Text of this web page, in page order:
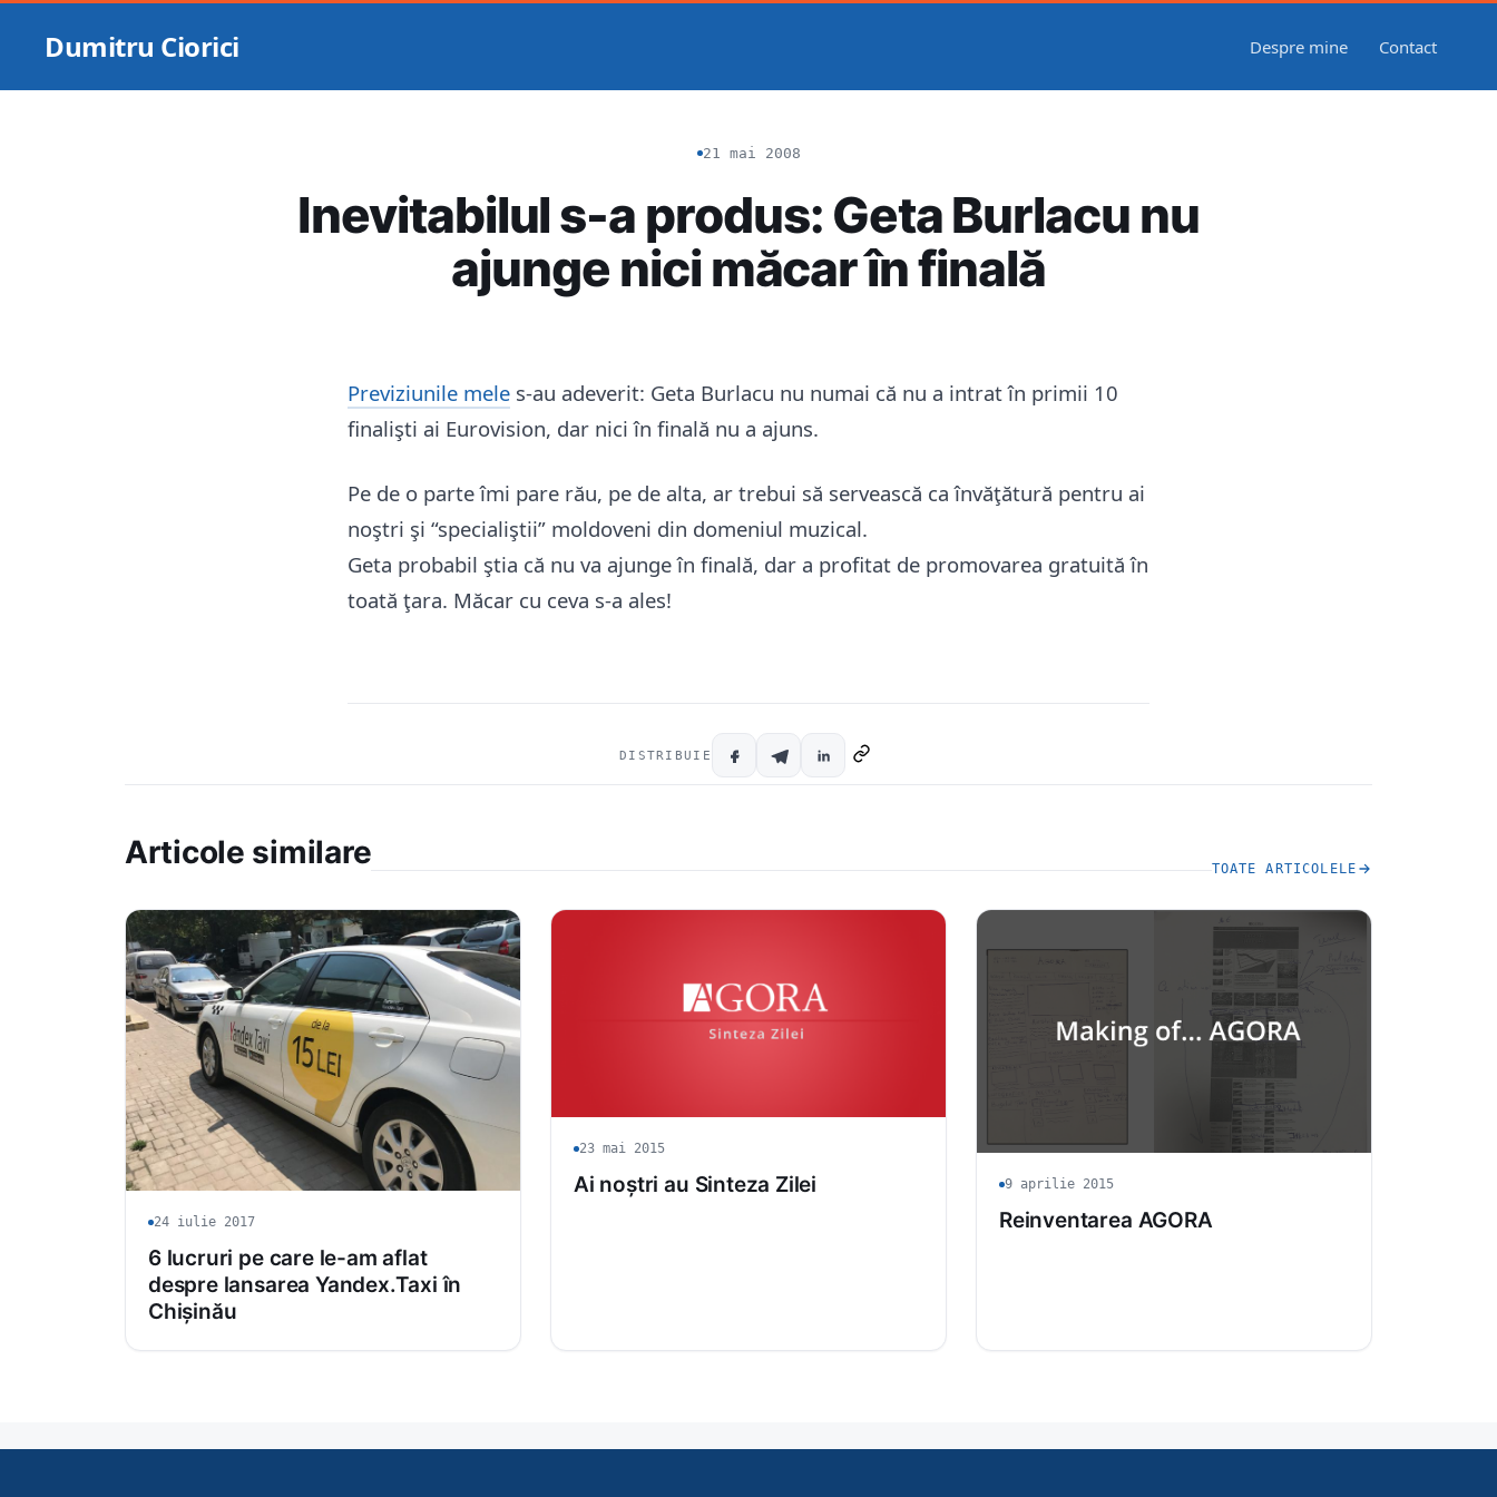
Dumitru Ciorici Despre mine Contact
21 mai 2008
Inevitabilul s-a produs: Geta Burlacu nu
ajunge nici măcar în finală
Previziunile mele s-au adeverit: Geta Burlacu nu numai că nu a intrat în primii 10
finalişti ai Eurovision, dar nici în finală nu a ajuns.
Pe de o parte îmi pare rău, pe de alta, ar trebui să servească ca învăţătură pentru ai
noştri şi “specialiştii” moldoveni din domeniul muzical.
Geta probabil ştia că nu va ajunge în finală, dar a profitat de promovarea gratuită în
toată ţara. Măcar cu ceva s-a ales!
DISTRIBUIE
Articole similare TOATE ARTICOLELE
24 iulie 2017
6 lucruri pe care le-am aflat
despre lansarea Yandex.Taxi în
Chișinău
23 mai 2015
Ai noștri au Sinteza Zilei 9 aprilie 2015
Reinventarea AGORA